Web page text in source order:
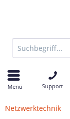
Menü Support
Netzwerktechnik